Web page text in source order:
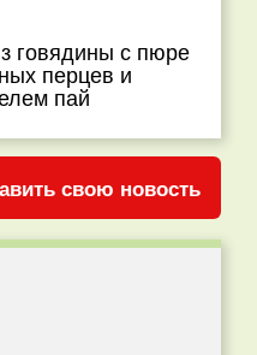
говядины с пюре
перцев и
пай
свою новость